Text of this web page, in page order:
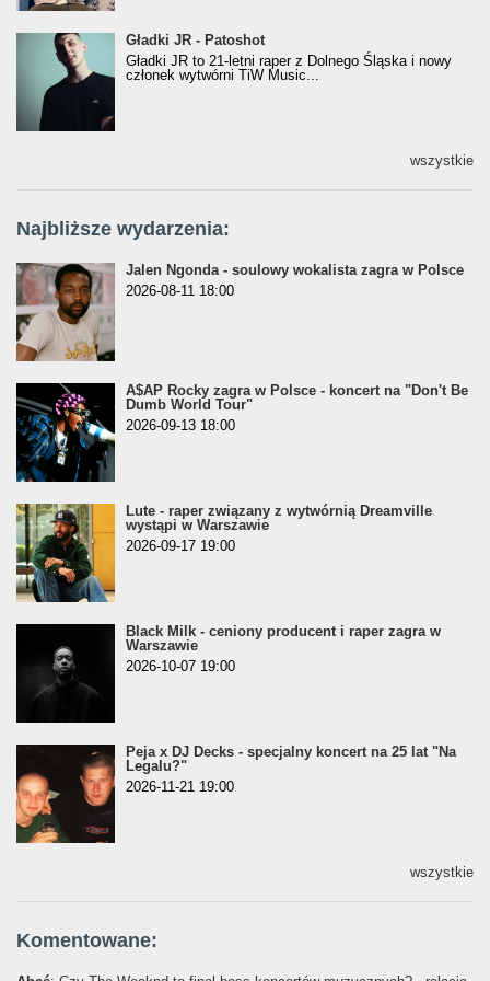
Gładki JR - Patoshot
Gładki JR - Patoshot
Gładki JR to 21-letni raper z Dolnego Śląska i nowy
członek wytwórni TiW Music...
wszystkie
Najbliższe wydarzenia:
Jalen Ngonda - soulowy wokalista zagra w Polsce
2026-08-11 18:00
A$AP Rocky zagra w Polsce - koncert na "Don't Be
Dumb World Tour"
2026-09-13 18:00
Lute - raper związany z wytwórnią Dreamville
wystąpi w Warszawie
2026-09-17 19:00
Black Milk - ceniony producent i raper zagra w
Warszawie
2026-10-07 19:00
Peja x DJ Decks - specjalny koncert na 25 lat "Na
Legalu?"
2026-11-21 19:00
wszystkie
Komentowane: